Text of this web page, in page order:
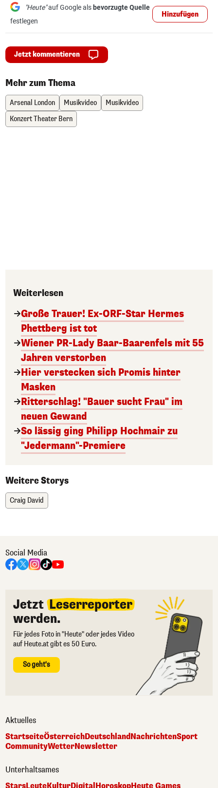
"Heute"auf Google als bevorzugte Quelle
festlegen
Hinzufügen
Jetzt kommentieren
Mehr zum Thema
Arsenal London Musikvideo
Musikvideo
Konzert Theater Bern
Weiterlesen
Große Trauer! Ex-ORF-Star Hermes
Phettberg ist tot
Wiener PR-Lady Baar-Baarenfels mit 55
Jahren verstorben
Hier verstecken sich Promis hinter
Masken
Ritterschlag! "Bauer sucht Frau" im
neuen Gewand
So lässig ging Philipp Hochmair zu
"Jedermann"-Premiere
Weitere Storys
Craig David
Social Media
Jetzt Leserreporter
werden.
Für jedes Foto in "Heute" oder jedes Video
auf Heute.at gibt es 50 Euro.
So geht's
Aktuelles
StartseiteÖsterreichDeutschlandNachrichtenSport
CommunityWetterNewsletter
Unterhaltsames
StarsLeuteKulturDigital HoroskopHeute Games